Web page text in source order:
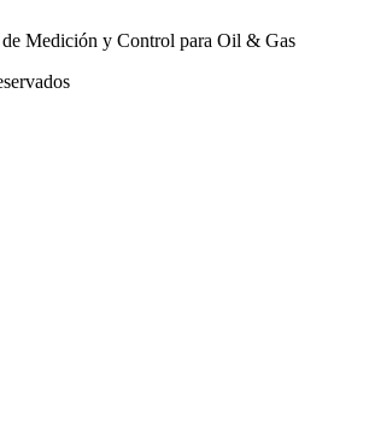
Medición y Control para Oil & Gas